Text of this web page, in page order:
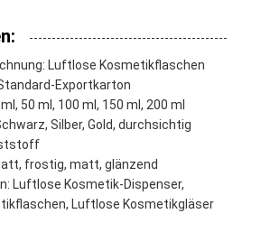
Luftlose Kosmetikflaschen
Exportkarton
50 ml, 100 ml, 150 ml, 200 ml
Silber, Gold, durchsichtig
frostig, matt, glänzend
Luftlose Kosmetik-Dispenser,
Luftlose Kosmetikgläser